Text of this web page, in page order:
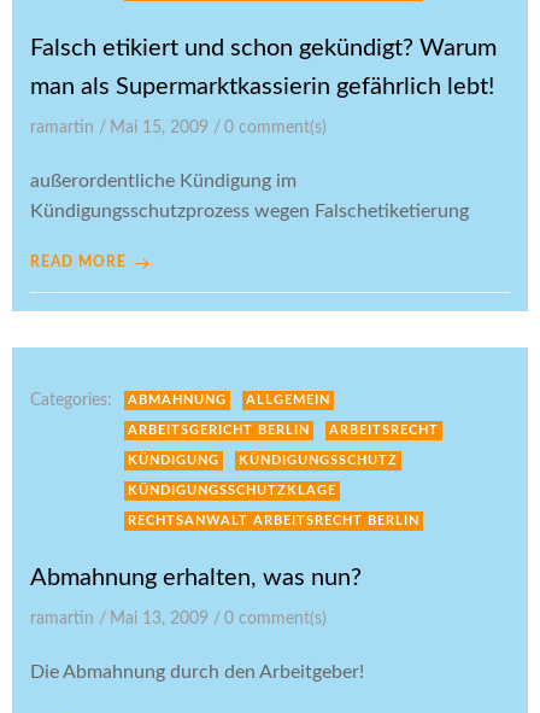
Falsch etikiert und schon gekündigt? Warum
man als Supermarktkassierin gefährlich lebt!
ramartin / Mai 15, 2009 / 0 comment(s)
außerordentliche Kündigung im
Kündigungsschutzprozess wegen Falschetiketierung
READ MORE
Categories: ABMAHNUNG ALLGEMEIN
ARBEITSGERICHT BERLIN ARBEITSRECHT
KÜNDIGUNG KÜNDIGUNGSSCHUTZ
KÜNDIGUNGSSCHUTZKLAGE
RECHTSANWALT ARBEITSRECHT BERLIN
Abmahnung erhalten, was nun?
ramartin / Mai 13, 2009 / 0 comment(s)
Die Abmahnung durch den Arbeitgeber!